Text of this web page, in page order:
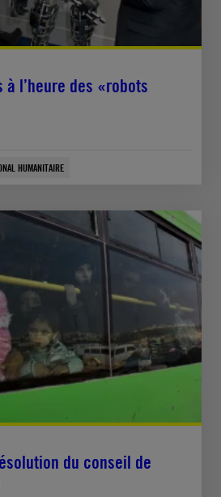
à l’heure des «robots
HUMANITAIRE
du conseil de